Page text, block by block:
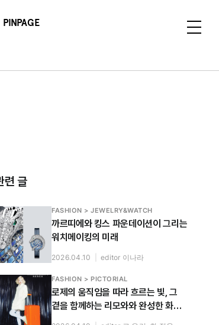
PINPAGE
련 글
FASHION > JEWELRY&WATCH
까르띠에와 킹스 파운데이션이 그리는
워치메이킹의 미래
2026.04.10 editor 이나라
FASHION > PICTORIAL
로제의 움직임을 따라 흐르는 빛, 그
곁을 함께하는 리모와와 완성한 화보